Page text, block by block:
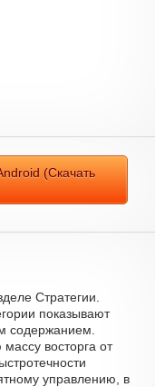
(Скачать
Стратегии.
показывают
содержанием.
восторга от
управлению, в